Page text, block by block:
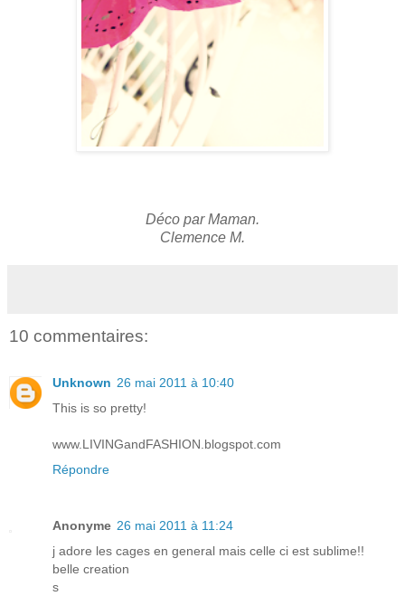
Déco par Maman.
Clemence M.
10 commentaires:
Unknown 26 mai 2011 à 10:40
This is so pretty!
www.LIVINGandFASHION.blogspot.com
Répondre
Anonyme 26 mai 2011 à 11:24
j adore les cages en general mais celle ci est sublime!!
belle creation
s